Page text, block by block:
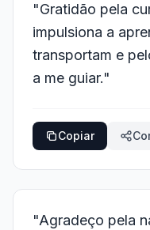
"Gratidão pela
impulsiona a
transportam e
a me guiar."
Copiar
"Agradeço pela